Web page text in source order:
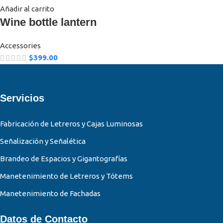
Añadir al carrito
Wine bottle lantern
Accessories
$399.00
Servicios
Fabricación de Letreros y Cajas Luminosas
Señalización y Señalética
Brandeo de Espacios y Gigantografías
Manetenimiento de Letreros y Tótems
Manetenimiento de Fachadas
Datos de Contacto